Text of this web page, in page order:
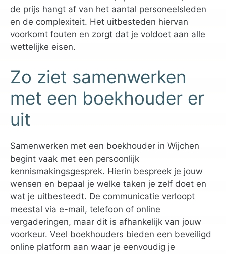
de prijs hangt af van het aantal personeelsleden
en de complexiteit. Het uitbesteden hiervan
voorkomt fouten en zorgt dat je voldoet aan alle
wettelijke eisen.
Zo ziet samenwerken
met een boekhouder er
uit
Samenwerken met een boekhouder in Wijchen
begint vaak met een persoonlijk
kennismakingsgesprek. Hierin bespreek je jouw
wensen en bepaal je welke taken je zelf doet en
wat je uitbesteedt. De communicatie verloopt
meestal via e-mail, telefoon of online
vergaderingen, maar dit is afhankelijk van jouw
voorkeur. Veel boekhouders bieden een beveiligd
online platform aan waar je eenvoudig je